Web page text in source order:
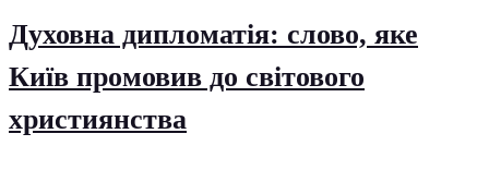
Духовна дипломатія: слово, яке
Київ промовив до світового
християнства